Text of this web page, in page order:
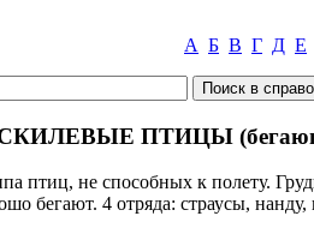
А Б В Г Д Е
ПТИЦЫ
птиц, не способных к полету.
бегают. 4 отряда: страусы,